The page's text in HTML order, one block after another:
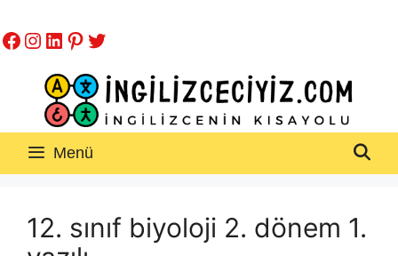
atla
Facebook
Instagram
LinkedIn
Pinterest
Twitter
Menü
12. sınıf biyoloji 2. dönem 1.